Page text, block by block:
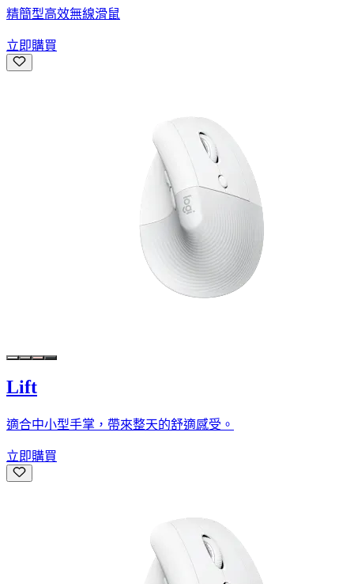
精簡型高效無線滑鼠
立即購買
Lift
適合中小型手掌，帶來整天的舒適感受。
立即購買